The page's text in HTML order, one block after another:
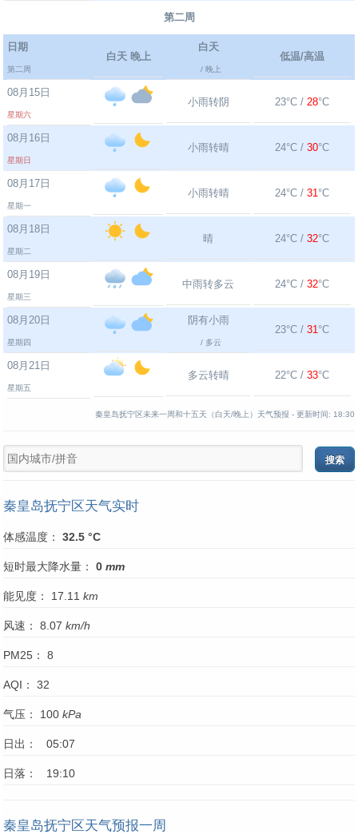
第二周
日期
第二周
白天 晚上
白天
/ 晚上
低温/高温
08月15日
星期六
小雨转阴 23°C / 28°C
08月16日
星期日
小雨转晴 24°C / 30°C
08月17日
星期一
小雨转晴 24°C / 31°C
08月18日
星期二
晴 24°C / 32°C
08月19日
星期三
中雨转多云 24°C / 32°C
08月20日
星期四
阴有小雨
/ 多云
23°C / 31°C
08月21日
星期五
多云转晴 22°C / 33°C
秦皇岛抚宁区未来一周和十五天（白天/晚上）天气预报 - 更新时间: 18:30
秦皇岛抚宁区天气实时
体感温度： 32.5 °C
短时最大降水量： 0 mm
能见度： 17.11 km
风速： 8.07 km/h
PM25： 8
AQI： 32
气压： 100 kPa
日出： 05:07
日落： 19:10
秦皇岛抚宁区天气预报一周